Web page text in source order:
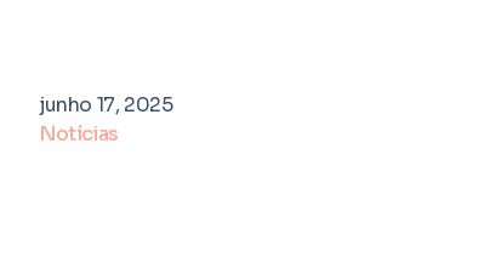
junho 17, 2025
Notícias